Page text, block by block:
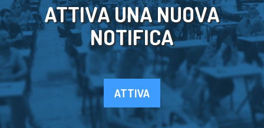
ATTIVA UNA NUOVA
NOTIFICA
ATTIVA